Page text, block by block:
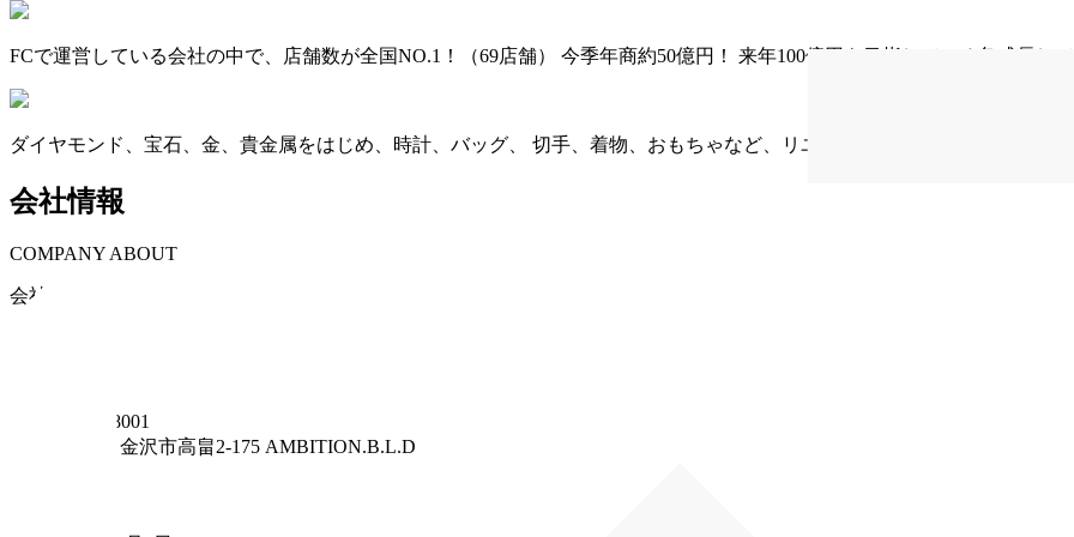
FCで運営している会社の中で、店舗数が全国NO.1！（69店舗） 今季年商約50億円！ 来年100億円を目指している急成長して
ダイヤモンド、宝石、金、貴金属をはじめ、時計、バッグ、 切手、着物、おもちゃなど、リユース可能な物は全て買取り
会社情報
COMPANY ABOUT
会社名
921-8001
金沢市高畠2-175 AMBITION.B.L.D